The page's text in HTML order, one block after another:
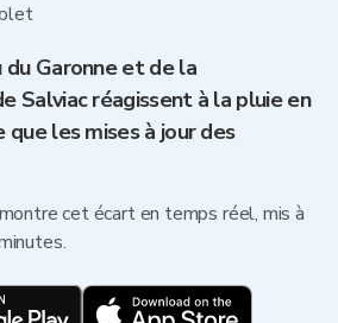
du Garonne et de la
Salviac réagissent à la pluie en
les mises à jour des
cet écart en temps réel, mis à